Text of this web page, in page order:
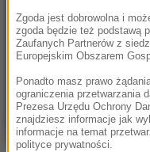
Zgoda jest dobrowolna i
zgoda będzie też podstawą
Zaufanych Partnerów z
Europejskim Obszarem
Ponadto masz prawo
ograniczenia przetwarzania
Prezesa Urzędu Ochrony
znajdziesz informacje jak
informacje na temat
polityce prywatności.